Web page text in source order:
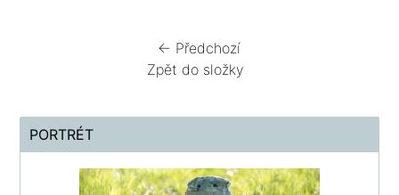
← Předchozí
Zpět do složky
PORTRÉT